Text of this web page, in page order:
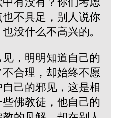
不具足，别人说你
没什么不高兴的。
，明明知道自己的
合理，却始终不愿
己的邪见，这是相
佛教徒，他自己的